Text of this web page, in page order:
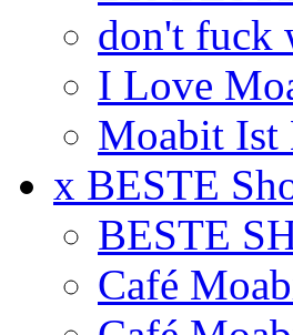
don't fuck
I Love
Moabit Ist
x BESTE
BESTE
Café